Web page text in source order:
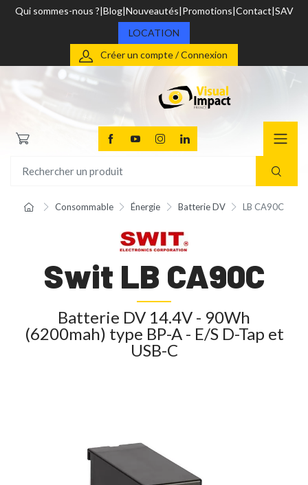
Qui sommes-nous ? Blog Nouveautés Promotions Contact SAV
LOCATION
Créer un compte / Connexion
Consommable Énergie Batterie DV LB CA90C
Swit LB CA90C
Batterie DV 14.4V - 90Wh
(6200mah) type BP-A - E/S D-Tap et
USB-C